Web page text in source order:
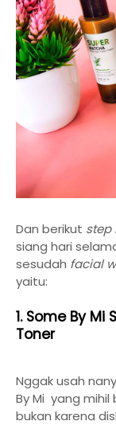
Dan berikut step
siang hari
sesudah facial
yaitu:
1. Some By
Toner
Nggak usah
By Mi yang
bukan karena